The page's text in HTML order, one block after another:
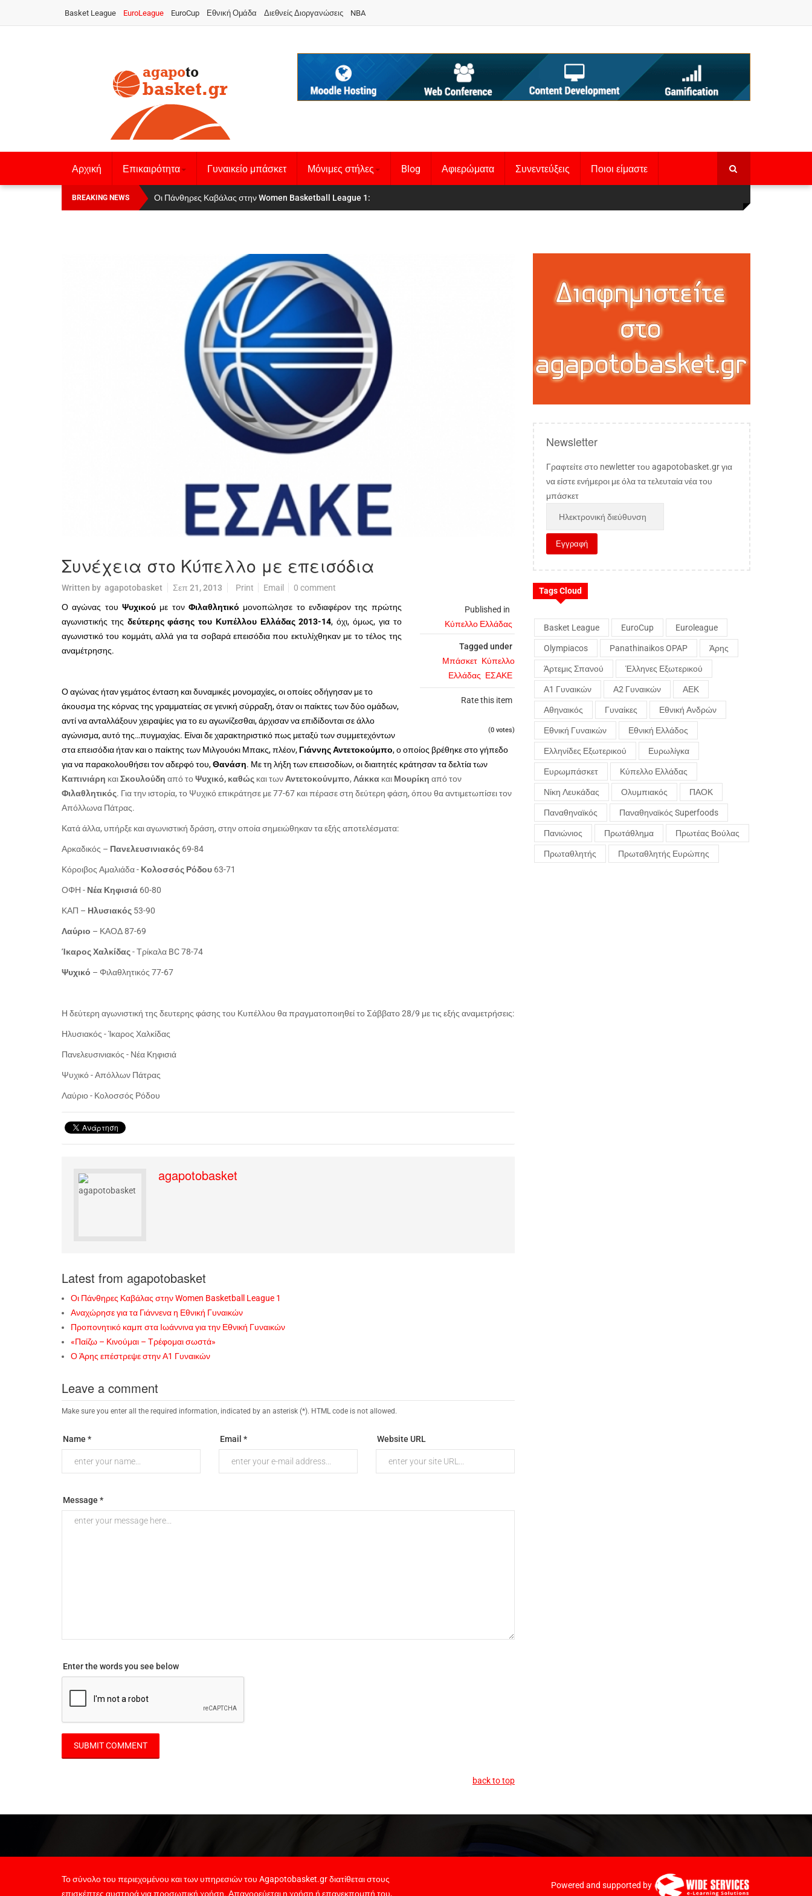
Basket League EuroLeague EuroCup Εθνική Ομάδα Διεθνείς Διοργανώσεις NBA
Αρχική Επικαιρότητα Γυναικείο μπάσκετ Μόνιμες στήλες Blog Αφιερώματα Συνεντεύξεις Ποιοι είμαστε
BREAKING NEWS Οι Πάνθηρες Καβάλας στην Women Basketball League 1:
Αναχώρησε για τα Γιάννενα η Εθνική Γυναικών
Συνέχεια στο Κύπελλο με επεισόδια
Written by agapotobasket Σεπ 21, 2013 Print Email 0 comment
Published in
Κύπελλο Ελλάδας
Tagged under
Μπάσκετ Κύπελλο
Ελλάδας ΕΣΑΚΕ
Rate this item
(0 votes)
Ο αγώνας του Ψυχικούμε τον Φιλαθλητικό μονοπώλησε το ενδιαφέρον της πρώτης
αγωνιστικής της δεύτερης φάσης του Κυπέλλου Ελλάδας 2013-14, όχι, όμως, για το
αγωνιστικό του κομμάτι, αλλά για τα σοβαρά επεισόδια που εκτυλίχθηκαν με το τέλος της
αναμέτρησης.
Ο αγώνας ήταν γεμάτος ένταση και δυναμικές μονομαχίες, οι οποίες οδήγησαν με το
άκουσμα της κόρνας της γραμματείας σε γενική σύρραξη, όταν οι παίκτες των δύο ομάδων,
αντί να ανταλλάξουν χειραψίες για το ευ αγωνίζεσθαι, άρχισαν να επιδίδονται σε άλλο
αγώνισμα, αυτό της…πυγμαχίας. Είναι δε χαρακτηριστικό πως μεταξύ των συμμετεχόντων
στα επεισόδια ήταν και ο παίκτης των Μιλγουόκι Μπακς, πλέον, Γιάννης Αντετοκούμπο, ο οποίος βρέθηκε στο γήπεδο
για να παρακολουθήσει τον αδερφό του,Θανάση. Με τη λήξη των επεισοδίων, οι διαιτητές κράτησαν τα δελτία των
Καπινιάρη καιΣκουλούδη από τοΨυχικό, καθώς και τωνΑντετοκούνμπο, Λάκκα και Μουρίκη από τον
Φιλαθλητικός. Για την ιστορία, το Ψυχικό επικράτησε με 77-67 και πέρασε στη δεύτερη φάση, όπου θα αντιμετωπίσει τον
Απόλλωνα Πάτρας.
Κατά άλλα, υπήρξε και αγωνιστική δράση, στην οποία σημειώθηκαν τα εξής αποτελέσματα:
Αρκαδικός – Πανελευσινιακός 69-84
Κόροιβος Αμαλιάδα - Κολοσσός Ρόδου 63-71
ΟΦΗ - Νέα Κηφισιά 60-80
ΚΑΠ – Ηλυσιακός 53-90
Λαύριο – ΚΑΟΔ 87-69
Ίκαρος Χαλκίδας- Τρίκαλα BC 78-74
Ψυχικό – Φιλαθλητικός 77-67
Η δεύτερη αγωνιστική της δευτερης φάσης του Κυπέλλου θα πραγματοποιηθεί το Σάββατο 28/9 με τις εξής αναμετρήσεις:
Ηλυσιακός - Ίκαρος Χαλκίδας
Πανελευσινιακός - Νέα Κηφισιά
Ψυχικό - Απόλλων Πάτρας
Λαύριο - Κολοσσός Ρόδου
agapotobasket
Latest from agapotobasket
Οι Πάνθηρες Καβάλας στην Women Basketball League 1
Αναχώρησε για τα Γιάννενα η Εθνική Γυναικών
Προπονητικό καμπ στα Ιωάννινα για την Εθνική Γυναικών
«Παίζω – Κινούμαι – Τρέφομαι σωστά»
Ο Άρης επέστρεψε στην Α1 Γυναικών
Leave a comment
Make sure you enter all the required information, indicated by an asterisk (*). HTML code is not allowed.
Name * Email * Website URL
Message *
Enter the words you see below
back to top
Newsletter
Γραφτείτε στο newletter του agapotobasket.gr για
να είστε ενήμεροι με όλα τα τελευταία νέα του
μπάσκετ
Tags Cloud
Basket League EuroCup Euroleague
Olympiacos Panathinaikos OPAP Άρης
Άρτεμις Σπανού Έλληνες Εξωτερικού
Α1 Γυναικών Α2 Γυναικών ΑΕΚ
Αθηναικός Γυναίκες Εθνική Ανδρών
Εθνική Γυναικών Εθνική Ελλάδος
Ελληνίδες Εξωτερικού Ευρωλίγκα
Ευρωμπάσκετ Κύπελλο Ελλάδας
Νίκη Λευκάδας Ολυμπιακός ΠΑΟΚ
Παναθηναϊκός Παναθηναϊκός Superfoods
Πανιώνιος Πρωτάθλημα Πρωτέας Βούλας
Πρωταθλητής Πρωταθλητής Ευρώπης
Το σύνολο του περιεχομένου και των υπηρεσιών του Agapotobasket.gr διατίθεται στους
επισκέπτες αυστηρά για προσωπική χρήση. Απαγορεύεται η χρήση ή επανεκπομπή του,
Powered and supported by